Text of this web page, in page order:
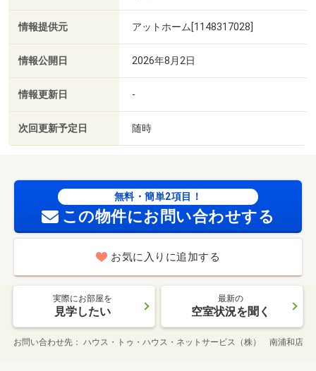
情報提供元 アットホーム[1148317028]
情報公開日 2026年8月2日
情報更新日 -
次回更新予定日 随時
無料・簡単2項目！
この物件にお問い合わせする
お気に入りに追加する
実際にお部屋を
見学したい
最新の
空室状況を聞く
お問い合わせ先 ハウス・トゥ・ハウス・ネットサービス（株） 南浦和店